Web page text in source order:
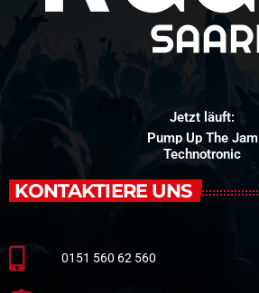
Jetzt läuft:
Pump Up The Jam
Technotronic
KONTAKTIERE UNS
0151 560 62 560